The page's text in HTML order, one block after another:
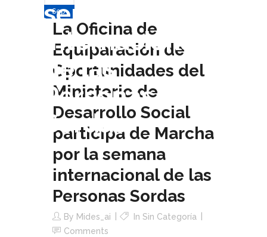
semana
internacional
de las
Personas
Sordas
Sep
La Oficina de
Equiparación de
Oportunidades del
Ministerio de
Desarrollo Social
participa de Marcha
por la semana
internacional de las
Personas Sordas
By Mides_ai
In Sin Categoría
Comments